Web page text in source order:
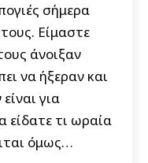
σήμερα
Είμαστε
άνοιξαν
να ήξεραν και
για
είδατε τι ωραία
όμως…